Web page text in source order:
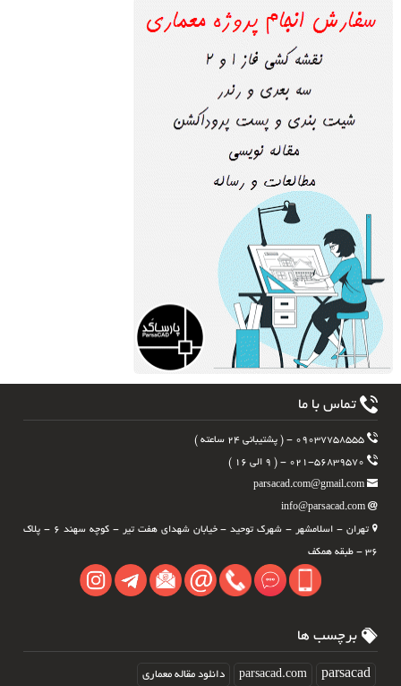
تماس با ما
۰۹۰۳۷۷۵۸۵۵۵ - ( پشتیبانی ۲۴ ساعته )
parsacad.com@gmail.com
info@parsacad.com
تهران - اسلامشهر - شهرک توحید - خیابان شهدای هفت تیر - کوچه سهند ۶ - پلاک
۳۶ - طبقه همکف
برچسب ها
parsacad
parsacad.com دانلود مقاله معماری